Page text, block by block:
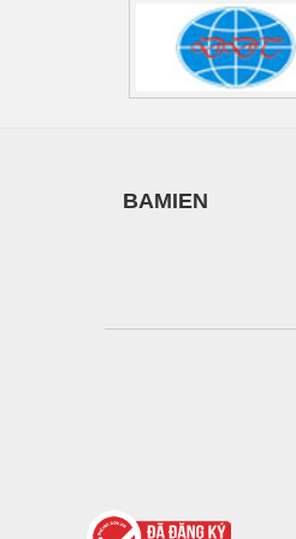
Thiết bị làm sạch
Thiết bị sơn - Sơn
Thiết bị nhà bếp
Vật liệu mài mòn
BAMIEN